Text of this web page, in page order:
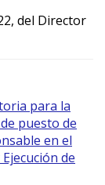
del Director
para la
puesto de
en el
de